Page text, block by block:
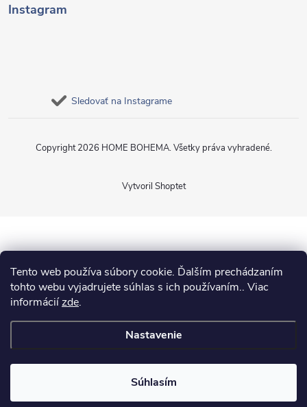
Tento web používa súbory cookie. Ďalším prechádzaním
tohto webu vyjadrujete súhlas s ich používaním.. Viac
informáciízde.
Nastavenie
Súhlasím
Instagram
Sledovať na Instagrame
Vytvoril Shoptet
Copyright 2026 HOME BOHEMA. Všetky práva vyhradené.